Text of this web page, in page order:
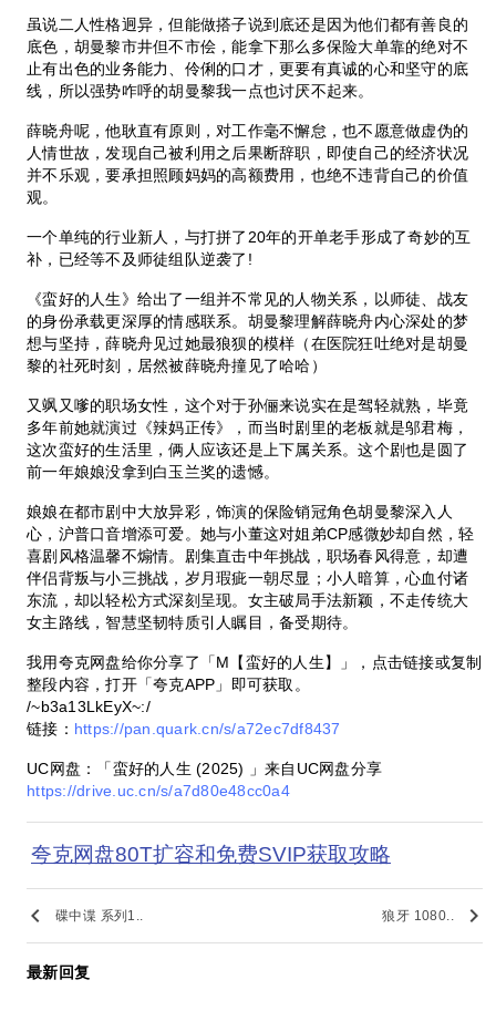
虽说二人性格迥异，但能做搭子说到底还是因为他们都有善良的
底色，胡曼黎市井但不市侩，能拿下那么多保险大单靠的绝对不
止有出色的业务能力、伶俐的口才，更要有真诚的心和坚守的底
线，所以强势咋呼的胡曼黎我一点也讨厌不起来。
薛晓舟呢，他耿直有原则，对工作毫不懈怠，也不愿意做虚伪的
人情世故，发现自己被利用之后果断辞职，即使自己的经济状况
并不乐观，要承担照顾妈妈的高额费用，也绝不违背自己的价值
观。
一个单纯的行业新人，与打拼了20年的开单老手形成了奇妙的互
补，已经等不及师徒组队逆袭了!
《蛮好的人生》给出了一组并不常见的人物关系，以师徒、战友
的身份承载更深厚的情感联系。胡曼黎理解薛晓舟内心深处的梦
想与坚持，薛晓舟见过她最狼狈的模样（在医院狂吐绝对是胡曼
黎的社死时刻，居然被薛晓舟撞见了哈哈）
又飒又嗲的职场女性，这个对于孙俪来说实在是驾轻就熟，毕竟
多年前她就演过《辣妈正传》，而当时剧里的老板就是邬君梅，
这次蛮好的生活里，俩人应该还是上下属关系。这个剧也是圆了
前一年娘娘没拿到白玉兰奖的遗憾。
娘娘在都市剧中大放异彩，饰演的保险销冠角色胡曼黎深入人
心，沪普口音增添可爱。她与小董这对姐弟CP感微妙却自然，轻
喜剧风格温馨不煽情。剧集直击中年挑战，职场春风得意，却遭
伴侣背叛与小三挑战，岁月瑕疵一朝尽显；小人暗算，心血付诸
东流，却以轻松方式深刻呈现。女主破局手法新颖，不走传统大
女主路线，智慧坚韧特质引人瞩目，备受期待。
我用夸克网盘给你分享了「M【蛮好的人生】」，点击链接或复制
整段内容，打开「夸克APP」即可获取。
/~b3a13LkEyX~:/
链接： https://pan.quark.cn/s/a72ec7df8437
UC网盘：「蛮好的人生 (2025) 」来自UC网盘分享
https://drive.uc.cn/s/a7d80e48cc0a4
夸克网盘80T扩容和免费SVIP获取攻略
keyboard_arrow_left 碟中谍 系列1.. 狼牙 1080.. keyboard_arrow_right
最新回复